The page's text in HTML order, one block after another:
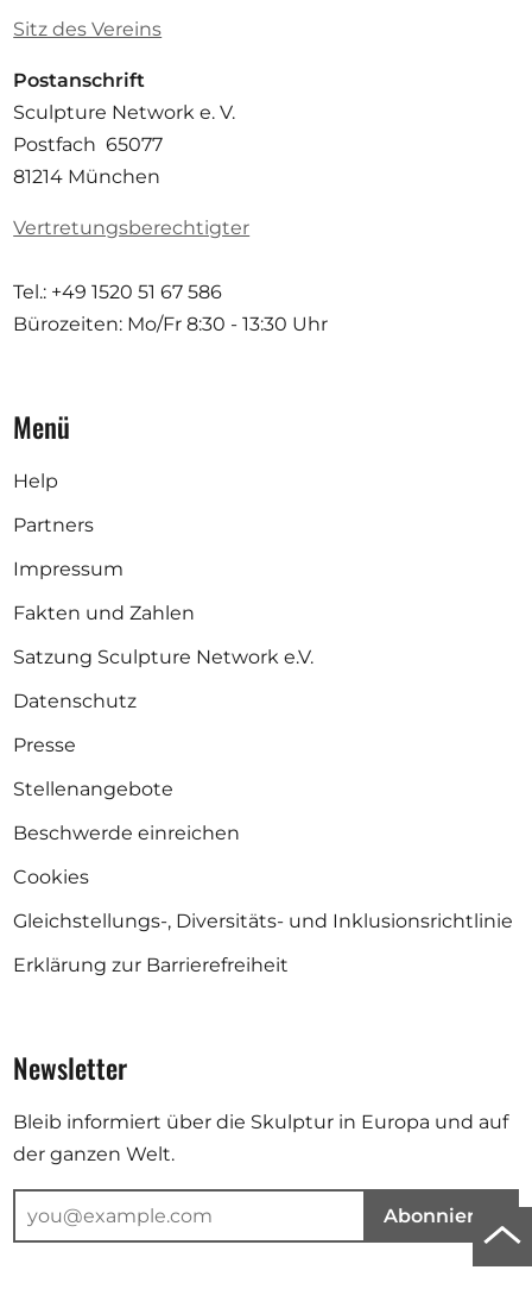
Sitz des Vereins
Postanschrift
Sculpture Network e. V.
Postfach 65077
81214 München
Vertretungsberechtigter
Tel.: +49 1520 51 67 586
Bürozeiten: Mo/Fr 8:30 - 13:30 Uhr
Menü
Help
Partners
Impressum
Fakten und Zahlen
Satzung Sculpture Network e.V.
Datenschutz
Presse
Stellenangebote
Beschwerde einreichen
Cookies
Gleichstellungs-, Diversitäts- und Inklusionsrichtlinie
Erklärung zur Barrierefreiheit
Newsletter
Bleib informiert über die Skulptur in Europa und auf
der ganzen Welt.
Abonnieren